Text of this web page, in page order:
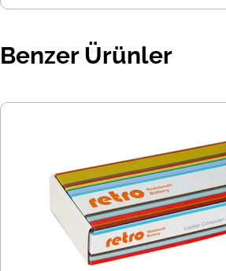
Benzer Ürünler